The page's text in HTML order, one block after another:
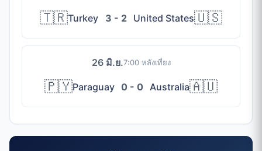
🇹🇷Turkey 3 - 2 United States🇺🇸
26 มิ.ย.7:00 หลังเที่ยง
🇵🇾Paraguay 0 - 0 Australia🇦🇺